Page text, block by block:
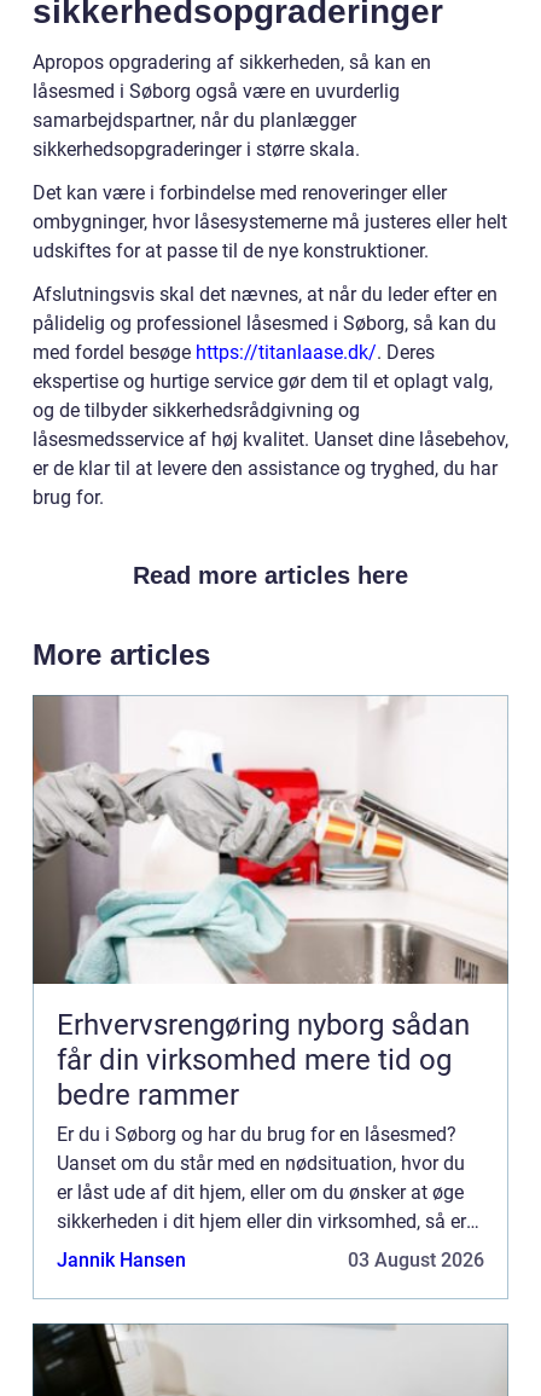
sikkerhedsopgraderinger
Apropos opgradering af sikkerheden, så kan en
låsesmed i Søborg også være en uvurderlig
samarbejdspartner, når du planlægger
sikkerhedsopgraderinger i større skala.
Det kan være i forbindelse med renoveringer eller
ombygninger, hvor låsesystemerne må justeres eller helt
udskiftes for at passe til de nye konstruktioner.
Afslutningsvis skal det nævnes, at når du leder efter en
pålidelig og professionel låsesmed i Søborg, så kan du
med fordel besøge https://titanlaase.dk/. Deres
ekspertise og hurtige service gør dem til et oplagt valg,
og de tilbyder sikkerhedsrådgivning og
låsesmedsservice af høj kvalitet. Uanset dine låsebehov,
er de klar til at levere den assistance og tryghed, du har
brug for.
Read more articles here
More articles
Erhvervsrengøring nyborg sådan
får din virksomhed mere tid og
bedre rammer
Er du i Søborg og har du brug for en låsesmed?
Uanset om du står med en nødsituation, hvor du
er låst ude af dit hjem, eller om du ønsker at øge
sikkerheden i dit hjem eller din virksomhed, så er
det afgørende med en professionel og pålidelig
Jannik Hansen 03 August 2026